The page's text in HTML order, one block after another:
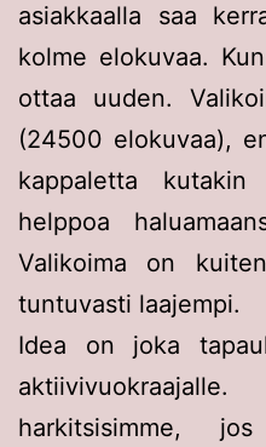
asiakkaalla saa
kolme elokuvaa.
ottaa uuden.
(24500 elokuvaa),
kappaletta
helppoa
Valikoima on
tuntuvasti laajempi.
Idea on joka
harkitsisimme,